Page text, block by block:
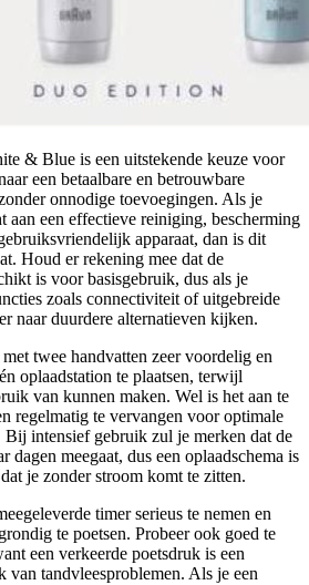
& Blue is een uitstekende keuze voor
een betaalbare en betrouwbare
onnodige toevoegingen. Als je
aan een effectieve reiniging, bescherming
apparaat, dan is dit
Houd er rekening mee dat de
is voor basisgebruik, dus als je
zoals connectiviteit of uitgebreide
naar duurdere alternatieven kijken.
twee handvatten zeer voordelig en
oplaadstation te plaatsen, terwijl
van kunnen maken. Wel is het aan te
regelmatig te vervangen voor optimale
Bij intensief gebruik zul je merken dat de
dagen meegaat, dus een oplaadschema is
je zonder stroom komt te zitten.
timer serieus te nemen en
te poetsen. Probeer ook goed te
een verkeerde poetsdruk is een
van tandvleesproblemen. Als je een